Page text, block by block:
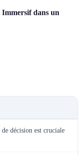
dans un
décision est cruciale